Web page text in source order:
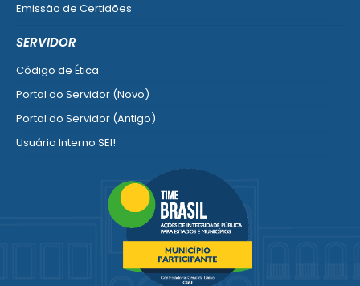
Emissão de Certidões
SERVIDOR
Código de Ética
Portal do Servidor (Novo)
Portal do Servidor (Antigo)
Usuário Interno SEI!
Portal do Segurado
Manual de Gestão Patrimonial